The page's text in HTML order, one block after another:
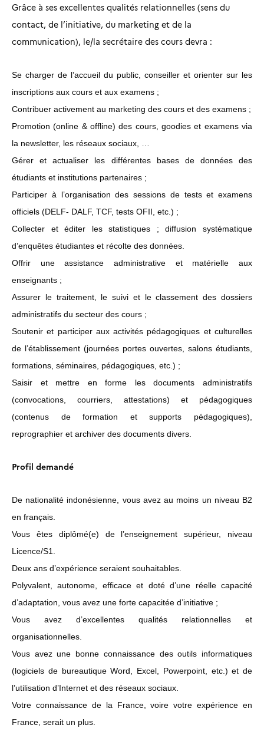
Grâce à ses excellentes qualités relationnelles (sens du
contact, de l’initiative, du marketing et de la
communication), le/la secrétaire des cours devra :
Se charger de l’accueil du public
conseiller et orienter sur les
inscriptions aux cours et aux examens ;
Contribuer activement au marketing des cours et des examens ;
Promotion(online & offline) des cours, goodies et examens via
la newsletter, les réseaux sociaux, …
Gérer et actualiser les différentes bases de données des
étudiants et institutions partenaires ;
Participer à l’organisation des sessions de tests et examens
officiels (DELF- DALF, TCF, tests OFII, etc.) ;
Collecter et éditer les statistiques ; diffusion systématique
d’enquêtes étudiantes et récolte des données.
Offrir une assistance administrative et matérielle aux
enseignants ;
Assurer le traitement, le suivi et le classement des dossiers
administratifs du secteur des cours ;
Soutenir et participer aux activités pédagogiques et culturelles
de l’établissement (journées portes ouvertes, salons étudiants,
formations, séminaires, pédagogiques, etc.) ;
Saisir et mettre en forme les documents administratifs
(convocations, courriers, attestations) et pédagogiques
(contenus de formation et supports pédagogiques),
reprographier et archiver des documents divers.
Profil demandé
De nationalité indonésienne, vous avez au moins un niveau B2
en français.
Vous êtes diplômé(e) de l’enseignement supérieur, niveau
Licence/S1.
Deux ans d’expérience seraient souhaitables.
Polyvalent, autonome, efficace et doté d’une réelle capacité
d’adaptation, vous avez une forte capacitée d’initiative ;
Vous avez d’excellentes qualités relationnelles et
organisationnelles.
Vous avez une bonne connaissance des outils informatiques
(logiciels de bureautique Word, Excel, Powerpoint, etc.) et de
l’utilisation d’Internet et des réseaux sociaux.
Votre connaissance de la France, voire votre expérience en
France, serait un plus.